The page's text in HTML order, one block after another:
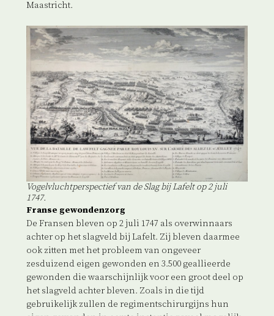
Maastricht.
Vogelvluchtperspectief van de Slag bij Lafelt op 2 juli
1747.
Franse gewondenzorg
De Fransen bleven op 2 juli 1747 als overwinnaars
achter op het slagveld bij Lafelt. Zij bleven daarmee
ook zitten met het probleem van ongeveer
zesduizend eigen gewonden en 3.500 geallieerde
gewonden die waarschijnlijk voor een groot deel op
het slagveld achter bleven. Zoals in die tijd
gebruikelijk zullen de regimentschirurgijns hun